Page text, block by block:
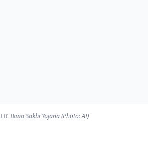
LIC Bima Sakhi Yojana (Photo: AI)